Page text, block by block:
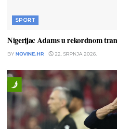
SPORT
Nigerijac Adams u rekordnom
BY NOVINE.HR 22. SRPNJA 2026.